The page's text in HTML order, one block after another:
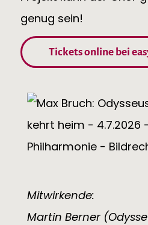
genug sein!
Tickets online bei
Mitwirkende:
Martin Berner